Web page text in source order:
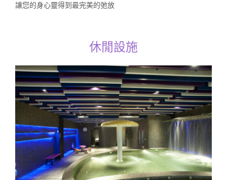
讓您的身心靈得到最完美的弛放
休閒設施